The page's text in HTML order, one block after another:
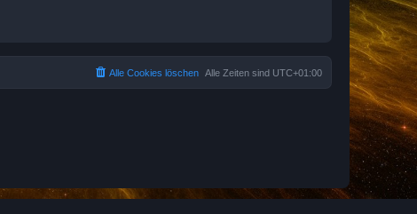
Alle Zeiten sind UTC+01:00
Alle Cookies löschen